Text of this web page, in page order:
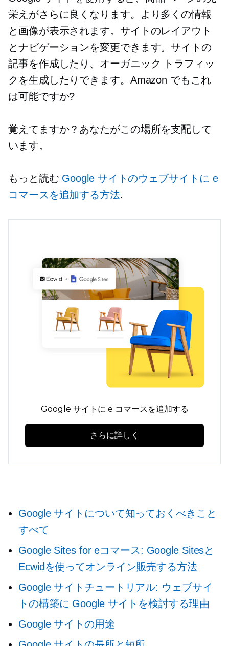
栄えがさらに良くなります。より多くの情報
と画像が表示されます。サイトのレイアウト
とナビゲーションを変更できます。サイトの
記事を作成したり、オーガニック トラフィッ
クを生成したりできます。Amazon でもこれ
は可能ですか?
覚えてますか？あなたがこの場所を支配して
います。
もっと読む Google サイトのウェブサイトに e
コマースを追加する方法.
Google サイトに e コマースを追加する
さらに詳しく
Google サイトについて知っておくべきこと
すべて
Google Sites for eコマース: Google Sitesと
Ecwidを使ってオンライン販売する方法
Google サイトチュートリアル: ウェブサイ
トの構築に Google サイトを検討する理由
Google サイトの用途